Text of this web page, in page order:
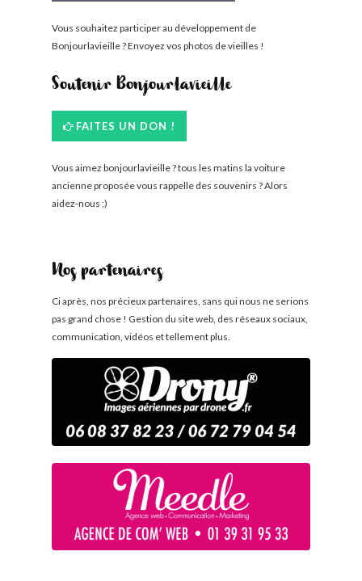
Vous souhaitez participer au développement de
Bonjourlavieille ? Envoyez vos photos de vieilles !
Soutenir Bonjourlavieille
FAITES UN DON !
Vous aimez bonjourlavieille ? tous les matins la voiture
ancienne proposée vous rappelle des souvenirs ? Alors
aidez-nous ;)
Nos partenaires
Ci après, nos précieux partenaires, sans qui nous ne serions
pas grand chose ! Gestion du site web, des réseaux sociaux,
communication, vidéos et tellement plus.